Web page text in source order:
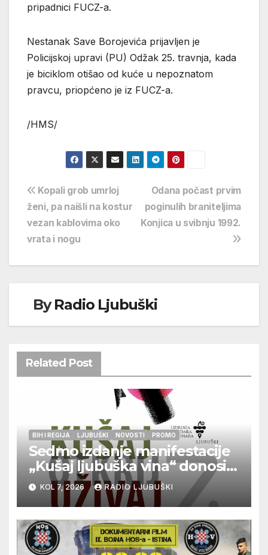
pripadnici FUCZ-a.
Nestanak Save Borojevića prijavljen je
Policijskoj upravi (PU) Odžak 25. travnja, kada
je biciklom otišao od kuće u nepoznatom
pravcu, priopćeno je iz FUCZ-a.
/HMS/
Navigacija
objava
Odana počast prvim
poginulih braniteljima
Konjica u svibnju 1992.
Kopali grob umrloj
ženi, pa naišli na kostur
vezan kablovima oko
vrata i nogu
ByRadio Ljubuški
Related Post
BIH I REGIJA LJUBUŠKI NOVOSTI PROMO
Sedmo izdanje manifestacije
„Kušaj ljubuška vina“ donosi
vrhunska vina, gastronomiju i
glazbu
KOL 7, 2026 RADIO LJUBUŠKI